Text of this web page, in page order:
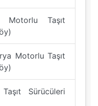
Motorlu Taşıt
Motorlu Taşıt
Sürücüleri